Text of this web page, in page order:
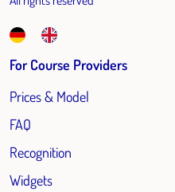
For Course Providers
Prices & Model
FAQ
Recognition
Widgets